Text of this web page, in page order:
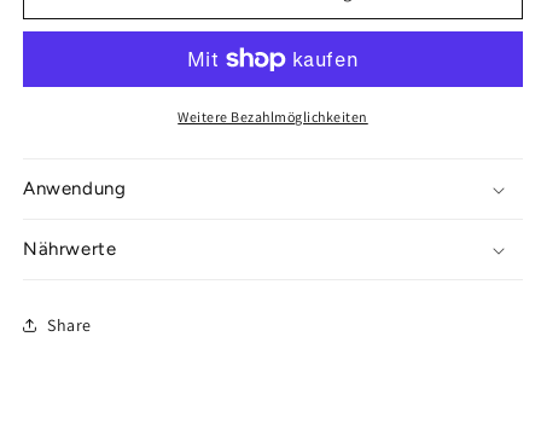
Dattel-
250ml
Dattel-
Crema
250ml
Weitere Bezahlmöglichkeiten
Anwendung
Nährwerte
Share